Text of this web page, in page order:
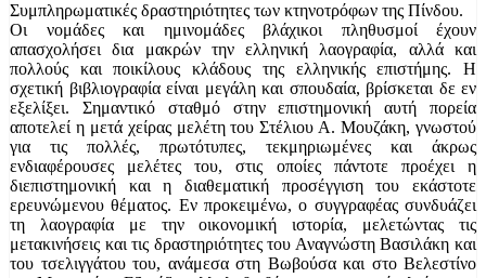
Συμπληρωματικές δραστηριότητες των κτηνοτρόφων της Πίνδου.
Οι νομάδες και ημινομάδες βλάχικοι πληθυσμοί έχουν
απασχολήσει δια μακρών την ελληνική λαογραφία, αλλά και
πολλούς και ποικίλους κλάδους της ελληνικής επιστήμης. Η
σχετική βιβλιογραφία είναι μεγάλη και σπουδαία, βρίσκεται δε εν
εξελίξει. Σημαντικό σταθμό στην επιστημονική αυτή πορεία
αποτελεί η μετά χείρας μελέτη του Στέλιου Α. Μουζάκη, γνωστού
για τις πολλές, πρωτότυπες, τεκμηριωμένες και άκρως
ενδιαφέρουσες μελέτες του, στις οποίες πάντοτε προέχει η
διεπιστημονική και η διαθεματική προσέγγιση του εκάστοτε
ερευνώμενου θέματος. Εν προκειμένω, ο συγγραφέας συνδυάζει
τη λαογραφία με την οικονομική ιστορία, μελετώντας τις
μετακινήσεις και τις δραστηριότητες του Αναγνώστη Βασιλάκη και
του τσελιγγάτου του, ανάμεσα στη Βωβούσα και στο Βελεστίνο